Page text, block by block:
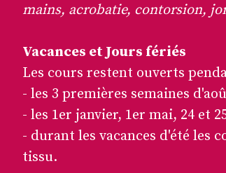
mains, acrobatie, contorsion,
Vacances et Jours fériés
Les cours restent ouverts
- les 3 premières semaines
- les 1er janvier, 1er mai, 24 et
- durant les vacances d'été les
tissu.